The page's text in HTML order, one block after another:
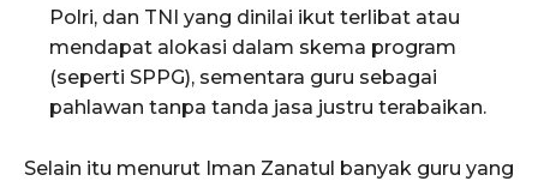
Polri, dan TNI yang dinilai ikut terlibat atau
mendapat alokasi dalam skema program
(seperti SPPG), sementara guru sebagai
pahlawan tanpa tanda jasa justru terabaikan.
Selain itu menurut Iman Zanatul banyak guru yang